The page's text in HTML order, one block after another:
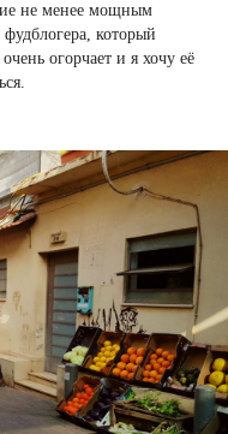
не менее мощным
который
огорчает и я хочу её